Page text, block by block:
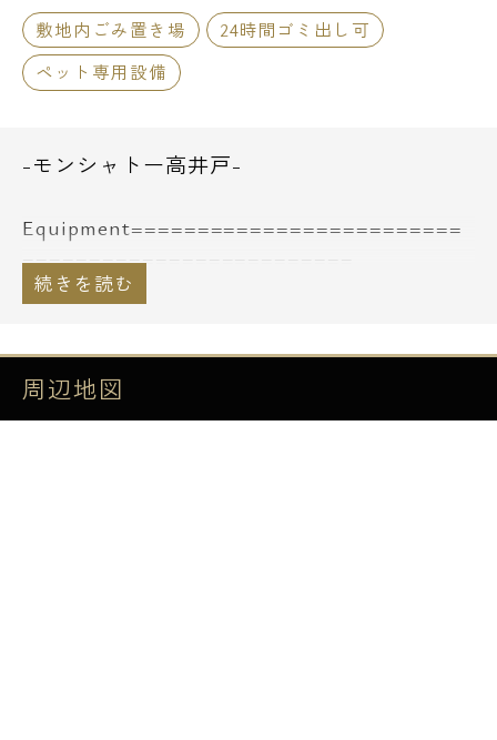
敷地内ごみ置き場
24時間ゴミ出し可
ペット専用設備
-モンシャトー高井戸-
Equipment=========================
=========================
■ガラスコーティング加工フローリング
■オートロック
周辺地図